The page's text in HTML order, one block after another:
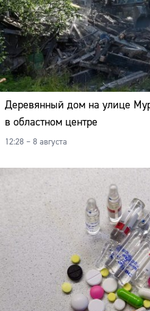
Деревянный дом на улице
в областном центре
12:28 – 8 августа
Сайт: